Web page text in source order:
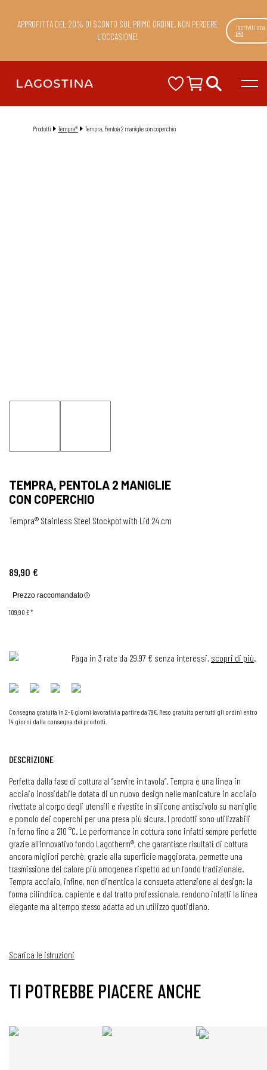
APPROFITTA DEL 20% DI SCONTO SUL PRIMO ORDINE. NON PERDERE
L’OCCASIONE!
Iscriviti ora
💌
Prodotti Tempra® Tempra, Pentola 2 maniglie con coperchio
TEMPRA, PENTOLA 2 MANIGLIE
CON COPERCHIO
Tempra® Stainless Steel Stockpot with Lid 24 cm
89,90 €
Prezzo raccomandato
109,90 €*
Paga in 3 rate da 29,97 € senza interessi, scopri di più.
Consegna gratuita in 2-6 giorni lavorativi a partire da 79€. Reso gratuito per tutti gli ordini entro
14 giorni dalla consegna dei prodotti.
DESCRIZIONE
Perfetta dalla fase di cottura al “servire in tavola”. Tempra è una linea in
acciaio inossidabile dotata di un nuovo design nelle manicature in acciaio
rivettate al corpo degli utensili e rivestite in silicone antiscivolo su maniglie
e pomolo dei coperchi per una presa più sicura. I prodotti sono utilizzabili
in forno fino a 210 °C. Le performance in cottura sono infatti sempre perfette
grazie all'innovativo fondo Lagotherm®, che garantisce risultati di cottura
ancora migliori perchè, grazie alla superficie maggiorata, permette una
trasmissione del calore più omogenea rispetto ad un fondo tradizionale.
Tempra acciaio, infine, non dimentica la consueta attenzione al design: la
forma cilindrica, capiente e dal tratto professionale, rendono infatti la linea
elegante ma al tempo stesso adatta ad un utilizzo quotidiano.
Scarica le istruzioni
TI POTREBBE PIACERE ANCHE